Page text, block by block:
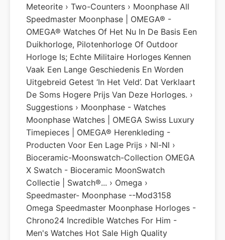
Meteorite › Two-Counters › Moonphase All
Speedmaster Moonphase | OMEGA® -
OMEGA® Watches Of Het Nu In De Basis Een
Duikhorloge, Pilotenhorloge Of Outdoor
Horloge Is; Echte Militaire Horloges Kennen
Vaak Een Lange Geschiedenis En Worden
Uitgebreid Getest ‘in Het Veld’. Dat Verklaart
De Soms Hogere Prijs Van Deze Horloges. ›
Suggestions › Moonphase - Watches
Moonphase Watches | OMEGA Swiss Luxury
Timepieces | OMEGA® Herenkleding -
Producten Voor Een Lage Prijs › Nl-Nl ›
Bioceramic-Moonswatch-Collection OMEGA
X Swatch - Bioceramic MoonSwatch
Collectie | Swatch®... › Omega ›
Speedmaster- Moonphase --Mod3158
Omega Speedmaster Moonphase Horloges -
Chrono24 Incredible Watches For Him -
Men's Watches Hot Sale High Quality